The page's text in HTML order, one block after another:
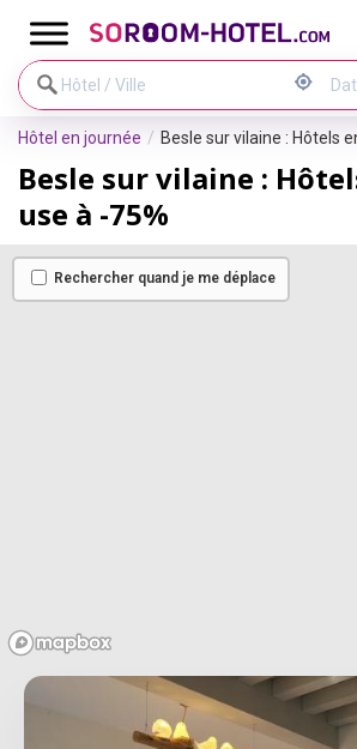
Hôtel en journée Besle sur vilaine : Hôtels
Besle sur vilaine :
use à -75%
Rechercher quand je me déplace